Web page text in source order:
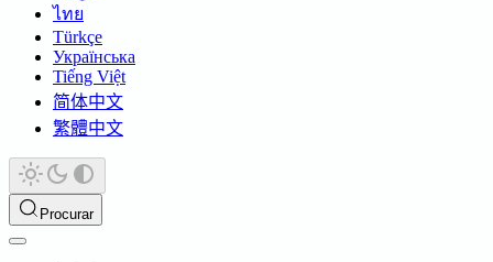
ไทย
Türkçe
Українська
Tiếng Việt
简体中文
繁體中文
Procurar